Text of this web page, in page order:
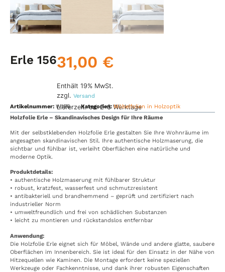
Erle 15631,00 €
Enthält 19% MwSt.
zzgl. Versand
Lieferzeit: ca. 2-3 Werktage
Artikelnummer: W156 Kategorien:Möbelfolien in Holzoptik
Holzfolie Erle – Skandinavisches Design für Ihre Räume
Mit der selbstklebenden Holzfolie Erle gestalten Sie Ihre Wohnräume im
angesagten skandinavischen Stil. Ihre authentische Holzmaserung, die
sichtbar und fühlbar ist, verleiht Oberflächen eine natürliche und
moderne Optik.
Produktdetails:
• authentische Holzmaserung mit fühlbarer Struktur
• robust, kratzfest, wasserfest und schmutzresistent
• antibakteriell und brandhemmend – geprüft und zertifiziert nach
industrieller Norm
• umweltfreundlich und frei von schädlichen Substanzen
• leicht zu montieren und rückstandslos entfernbar
Anwendung:
Die Holzfolie Erle eignet sich für Möbel, Wände und andere glatte, saubere
Oberflächen im Innenbereich. Sie ist ideal für den Einsatz in der Nähe von
Hitzequellen wie Kaminen. Die Montage erfordert keine speziellen
Werkzeuge oder Fachkenntnisse, und dank ihrer robusten Eigenschaften